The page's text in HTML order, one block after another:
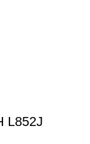
L852J